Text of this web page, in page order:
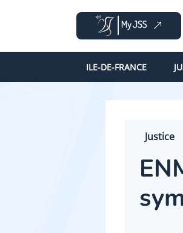
ILE-DE-FRANCE
Justice